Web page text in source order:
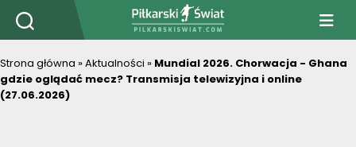
PiłkarskiSwiat.com
Strona główna »Aktualności » Mundial 2026. Chorwacja - Ghana
gdzie oglądać mecz? Transmisja telewizyjna i online
(27.06.2026)